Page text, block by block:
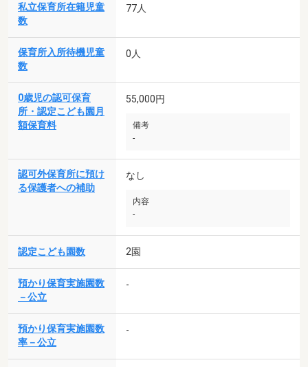
私立保育所在籍児童
数
77人
保育所入所待機児童
数
0人
0歳児の認可保育
所・認定こども園月
額保育料
55,000円
備考
-
認可外保育所に預け
る保護者への補助
なし
内容
-
認定こども園数 2園
預かり保育実施園数
－公立
-
預かり保育実施園数
率－公立
-